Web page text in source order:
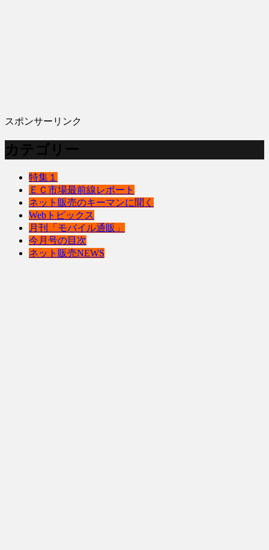
スポンサーリンク
カテゴリー
特集１
ＥＣ市場最前線レポート
ネット販売のキーマンに聞く
Webトピックス
月刊「モバイル通販」
今月号の目次
ネット販売NEWS